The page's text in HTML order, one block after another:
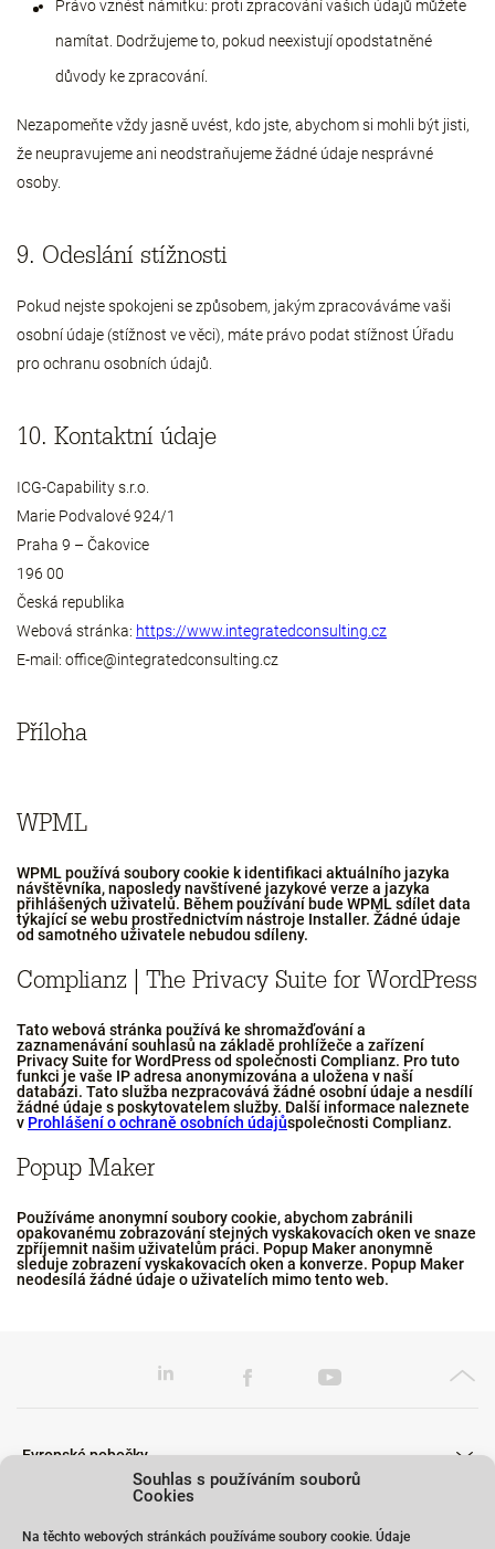
Souhlas s používáním souborů
Cookies
Na těchto webových stránkách používáme soubory cookie. Údaje
Právo vznést námitku: proti zpracování vašich údajů můžete
namítat. Dodržujeme to, pokud neexistují opodstatněné
důvody ke zpracování.
Nezapomeňte vždy jasně uvést, kdo jste, abychom si mohli být jisti,
že neupravujeme ani neodstraňujeme žádné údaje nesprávné
osoby.
9. Odeslání stížnosti
Pokud nejste spokojeni se způsobem, jakým zpracováváme vaši
osobní údaje (stížnost ve věci), máte právo podat stížnost Úřadu
pro ochranu osobních údajů.
10. Kontaktní údaje
ICG-Capability s.r.o.
Marie Podvalové 924/1
Praha 9 – Čakovice
196 00
Česká republika
Webová stránka: https://www.integratedconsulting.cz
E-mail: office@integratedconsulting.cz
Příloha
WPML
WPML používá soubory cookie k identifikaci aktuálního jazyka
návštěvníka, naposledy navštívené jazykové verze a jazyka
přihlášených uživatelů. Během používání bude WPML sdílet data
týkající se webu prostřednictvím nástroje Installer. Žádné údaje
od samotného uživatele nebudou sdíleny.
Complianz | The Privacy Suite for WordPress
Tato webová stránka používá ke shromažďování a
zaznamenávání souhlasů na základě prohlížeče a zařízení
Privacy Suite for WordPress od společnosti Complianz. Pro tuto
funkci je vaše IP adresa anonymizována a uložena v naší
databázi. Tato služba nezpracovává žádné osobní údaje a nesdílí
žádné údaje s poskytovatelem služby. Další informace naleznete
v Prohlášení o ochraně osobních údajůspolečnosti Complianz.
Popup Maker
Používáme anonymní soubory cookie, abychom zabránili
opakovanému zobrazování stejných vyskakovacích oken ve snaze
zpříjemnit našim uživatelům práci. Popup Maker anonymně
sleduje zobrazení vyskakovacích oken a konverze. Popup Maker
neodesílá žádné údaje o uživatelích mimo tento web.
Evropské pobočky
Školení